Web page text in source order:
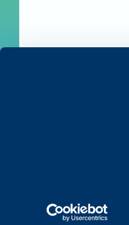
© 2026開頓。